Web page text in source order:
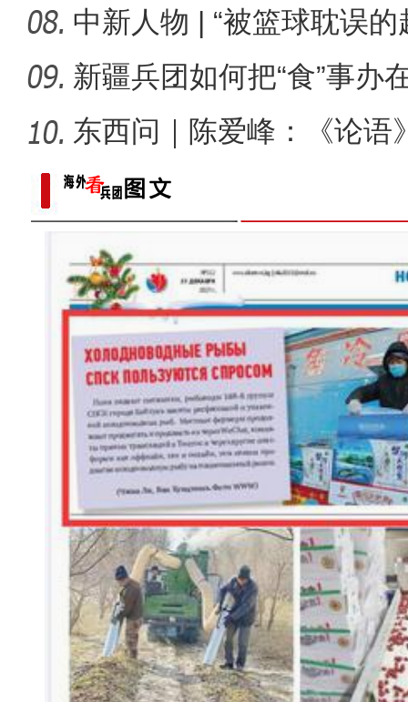
承创新
中新人物 | “被篮球耽误
总冠
新疆兵团如何把“食”事办
东西问｜陈爱峰：《论语
疆的课